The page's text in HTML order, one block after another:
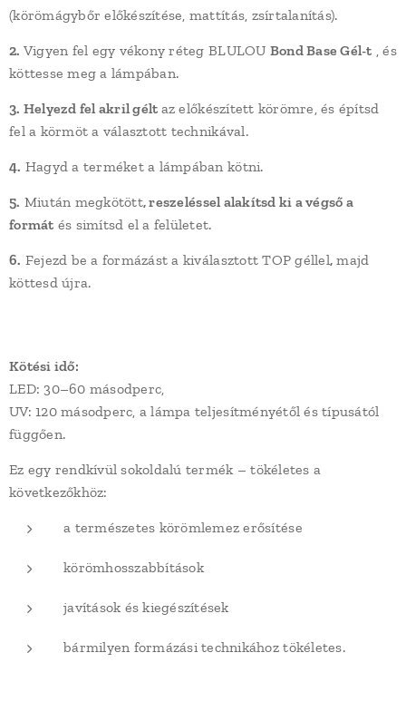
(körömágybőr előkészítése, mattítás, zsírtalanítás).
2. Vigyen fel egy vékony réteg BLULOU BondBase Gél-t , és
köttesse meg a lámpában.
3. Helyezd fel akril gélt az előkészített körömre, és építsd
fel a körmöt a választott technikával.
4. Hagyd a terméket a lámpában kötni.
5. Miután megkötött, reszeléssel alakítsd ki a végső a
formát és simítsd el a felületet.
6. Fejezd be a formázást a kiválasztott TOP géllel, majd
köttesd újra.
Kötési idő:
LED: 30–60 másodperc,
UV: 120 másodperc, a lámpa teljesítményétől és típusától
függően.
Ez egy rendkívül sokoldalú termék – tökéletes a
következőkhöz:
a természetes körömlemez erősítése
körömhosszabbítások
javítások és kiegészítések
bármilyen formázási technikához tökéletes.